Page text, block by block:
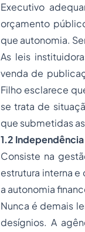
Executivo
orçamento
que autonomia.
As leis
venda de
Filho esclarece
se trata de
que submetidas
1.2
Consiste na
estrutura interna
a autonomia
Nunca é demais
desígnios. A